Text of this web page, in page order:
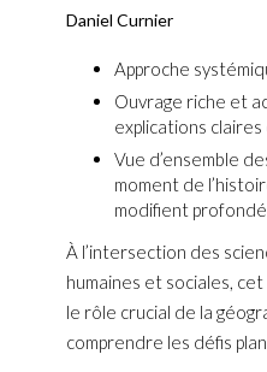
Daniel Curnier
Approche
Ouvrage riche et
explications
Vue d’ensemble
moment de
modifient
À l’intersection des
humaines et sociales,
le rôle crucial de la
comprendre les défis
gallery